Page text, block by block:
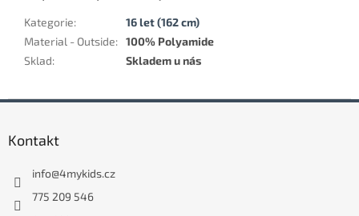
Kategorie:
16 let (162 cm)
Material - Outside: 100% Polyamide
Sklad: Skladem u nás
Kontakt
info@4mykids.cz
775 209 546